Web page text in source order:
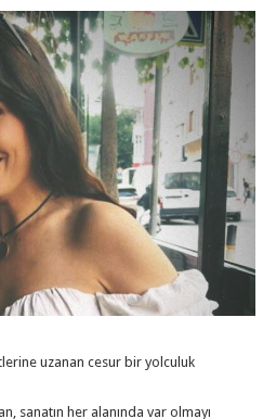
uzanan cesur bir yolculuk
sanatın her alanında var olmayı